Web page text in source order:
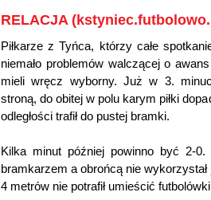
RELACJA
Piłkarze z Tyńca, którzy całe
niemało problemów walczącej o
mieli wręcz wyborny. Już w 3.
stroną, do obitej w polu karym piłki
odległości trafił do pustej bramki.
Kilka minut później powinno być 2-
bramkarzem a obrońcą nie
4 metrów nie potrafił umieścić